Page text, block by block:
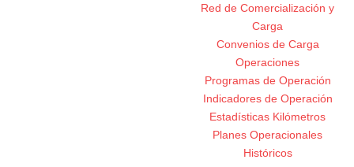
Red de Comercialización y
Carga
Convenios de Carga
Operaciones
Programas de Operación
Indicadores de Operación
Estadísticas Kilómetros
Planes Operacionales
Históricos